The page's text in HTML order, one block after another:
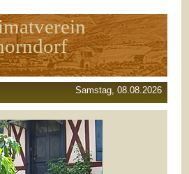
Samstag, 08.08.2026